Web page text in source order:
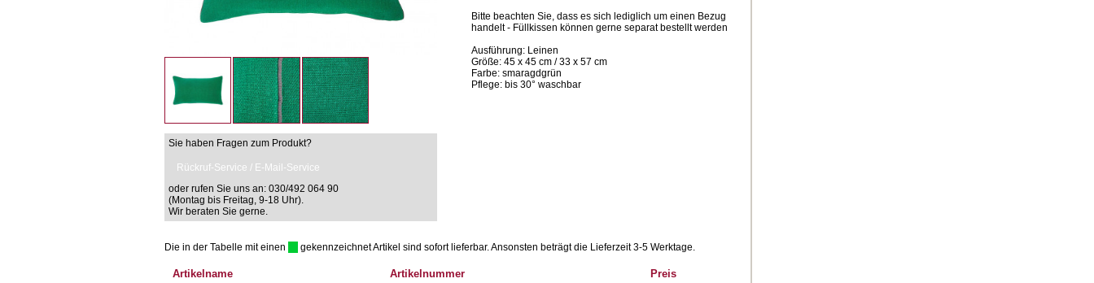
Sie haben Fragen zum Produkt?
Rückruf-Service / E-Mail-Service
oder rufen Sie uns an: 030/492 064 90
(Montag bis Freitag, 9-18 Uhr).
Wir beraten Sie gerne.
Bitte beachten Sie, dass es sich lediglich um einen Bezug
handelt - Füllkissen können gerne separat bestellt werden
Ausführung: Leinen
Größe: 45 x 45 cm / 33 x 57 cm
Farbe: smaragdgrün
Pflege: bis 30° waschbar
Die in der Tabelle mit einen gekennzeichnet Artikel sind sofort lieferbar.Ansonsten beträgt die Lieferzeit 3-5 Werktage.
Artikelname Artikelnummer Preis